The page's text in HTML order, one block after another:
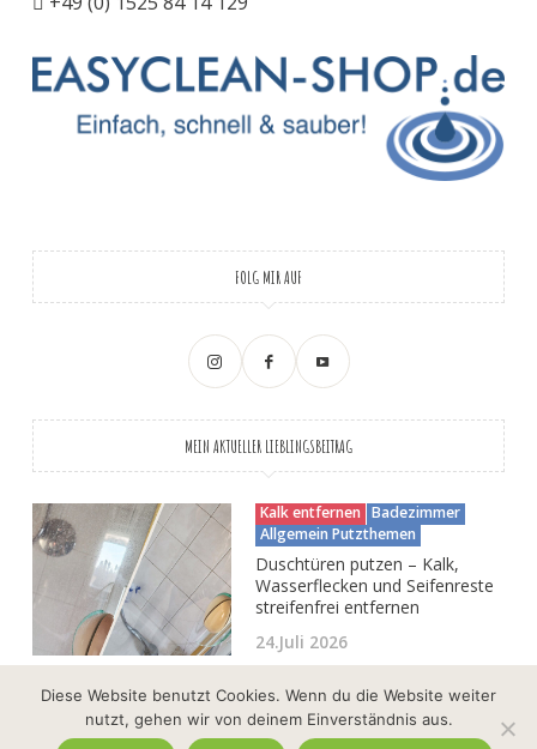
FOLG MIR AUF
MEIN AKTUELLER LIEBLINGSBEITRAG
Kalk entfernen Badezimmer
Allgemein Putzthemen
Duschtüren putzen – Kalk,
Wasserflecken und Seifenreste
streifenfrei entfernen
24.Juli 2026
Diese Website benutzt Cookies. Wenn du die Website weiter
nutzt, gehen wir von deinem Einverständnis aus.